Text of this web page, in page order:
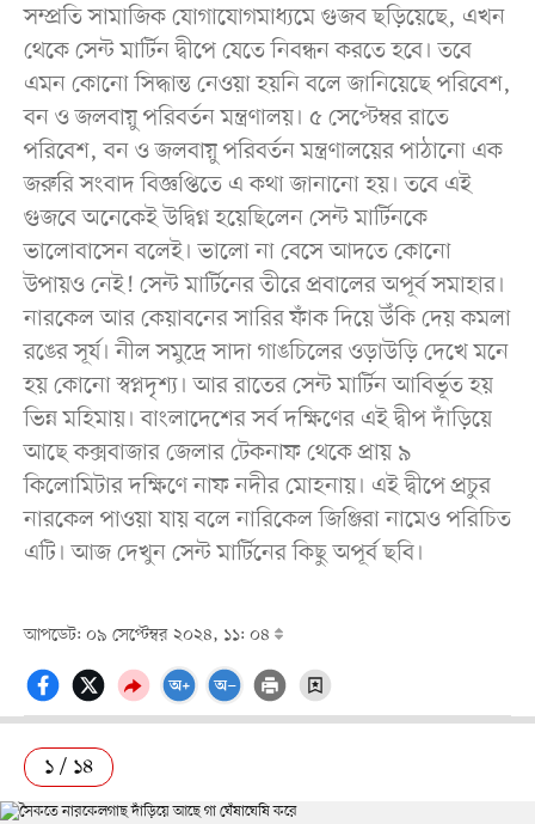
সম্প্রতি সামাজিক যোগাযোগমাধ্যমে গুজব ছড়িয়েছে, এখন
থেকে সেন্ট মার্টিন দ্বীপে যেতে নিবন্ধন করতে হবে। তবে
এমন কোনো সিদ্ধান্ত নেওয়া হয়নি বলে জানিয়েছে পরিবেশ,
বন ও জলবায়ু পরিবর্তন মন্ত্রণালয়। ৫ সেপ্টেম্বর রাতে
পরিবেশ, বন ও জলবায়ু পরিবর্তন মন্ত্রণালয়ের পাঠানো এক
জরুরি সংবাদ বিজ্ঞপ্তিতে এ কথা জানানো হয়। তবে এই
গুজবে অনেকেই উদ্বিগ্ন হয়েছিলেন সেন্ট মার্টিনকে
ভালোবাসেন বলেই। ভালো না বেসে আদতে কোনো
উপায়ও নেই! সেন্ট মার্টিনের তীরে প্রবালের অপূর্ব সমাহার।
নারকেল আর কেয়াবনের সারির ফাঁক দিয়ে উঁকি দেয় কমলা
রঙের সূর্য। নীল সমুদ্রে সাদা গাঙচিলের ওড়াউড়ি দেখে মনে
হয় কোনো স্বপ্নদৃশ্য। আর রাতের সেন্ট মার্টিন আবির্ভূত হয়
ভিন্ন মহিমায়। বাংলাদেশের সর্ব দক্ষিণের এই দ্বীপ দাঁড়িয়ে
আছে কক্সবাজার জেলার টেকনাফ থেকে প্রায় ৯
কিলোমিটার দক্ষিণে নাফ নদীর মোহনায়। এই দ্বীপে প্রচুর
নারকেল পাওয়া যায় বলে নারিকেল জিঞ্জিরা নামেও পরিচিত
এটি। আজ দেখুন সেন্ট মার্টিনের কিছু অপূর্ব ছবি।
আপডেট: ০৯ সেপ্টেম্বর ২০২৪, ১১: ০৪
১ / ১৪